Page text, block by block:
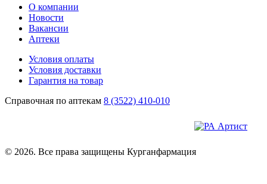
О компании
Новости
Вакансии
Аптеки
Условия оплаты
Условия доставки
Гарантия на товар
Справочная по аптекам 8 (3522) 410-010
© 2026. Все права защищены Курганфармация